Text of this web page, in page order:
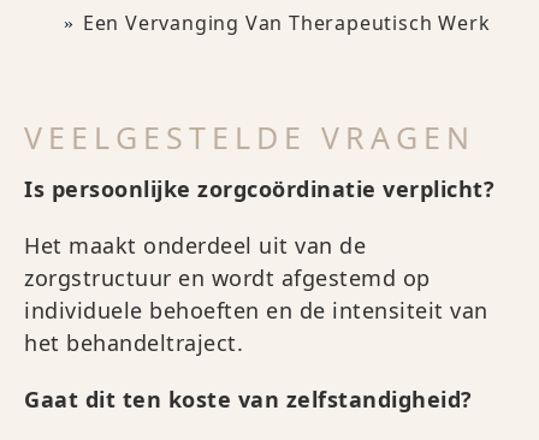
Een Vervanging Van Therapeutisch Werk
VEELGESTELDE VRAGEN
Is persoonlijke zorgcoördinatie verplicht?
Het maakt onderdeel uit van de
zorgstructuur en wordt afgestemd op
individuele behoeften en de intensiteit van
het behandeltraject.
Gaat dit ten koste van zelfstandigheid?